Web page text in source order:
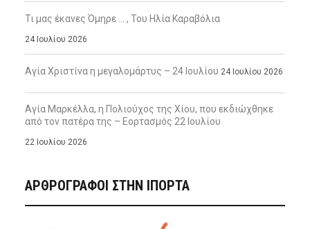
Τι μας έκανες Όμηρε … , Του Ηλία Καραβόλια
24 Ιουλίου 2026
Αγία Χριστίνα η μεγαλομάρτυς – 24 Ιουλίου 24 Ιουλίου 2026
Αγία Μαρκέλλα, η Πολιούχος της Χίου, που εκδιώχθηκε
από τον πατέρα της – Εορτασμός 22 Ιουλίου
22 Ιουλίου 2026
ΑΡΘΡΟΓΡΑΦΟΙ ΣΤΗΝ IΠΟΡΤΑ